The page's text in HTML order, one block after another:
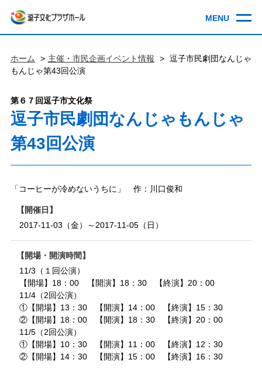
ホーム 主催・市民企画イベント情報
逗子市民劇団なんじゃ
もんじゃ第43回公演
第６７回逗子市文化祭
逗子市民劇団なんじゃもんじゃ
第43回公演
「コーヒーが冷めないうちに」 作：川口俊和
開催日
2017-11-03（金）～2017-11-05（日）
開場・開演時間
11/3（１回公演）
【開場】18：00 【開演】18：30 【終演】20：00
11/4（2回公演）
①【開場】13：30 【開演】14：00 【終演】15：30
②【開場】18：00 【開演】18：30 【終演】20：00
11/5（2回公演）
①【開場】10：30 【開演】11：00 【終演】12：30
②【開場】14：30 【開演】15：00 【終演】16：30